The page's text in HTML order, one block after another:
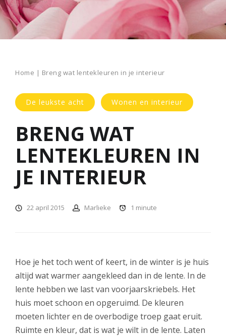
Home | Breng wat lentekleuren in je interieur
De leukste acht Wonen en interieur
BRENG WAT
LENTEKLEUREN IN
JE INTERIEUR
22 april 2015 Marlieke 1 minute
Hoe je het toch went of keert, in de winter is je huis
altijd wat warmer aangekleed dan in de lente. In de
lente hebben we last van voorjaarskriebels. Het
huis moet schoon en opgeruimd. De kleuren
moeten lichter en de overbodige troep gaat eruit.
Ruimte en kleur, dat is wat je wilt in de lente. Laten